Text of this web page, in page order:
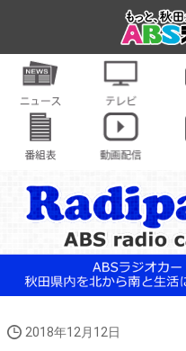
2018年12月12日